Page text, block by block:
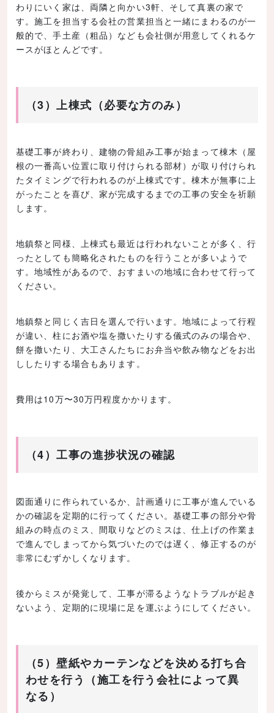
わりにいく家は、両隣と向かい3軒、そして真裏の家で
す。施工を担当する会社の営業担当と一緒にまわるのが一
般的で、手土産（粗品）なども会社側が用意してくれるケ
ースがほとんどです。
（3）上棟式（必要な方のみ）
基礎工事が終わり、建物の骨組み工事が始まって棟木（屋
根の一番高い位置に取り付けられる部材）が取り付けられ
たタイミングで行われるのが上棟式です。棟木が無事に上
がったことを喜び、家が完成するまでの工事の安全を祈願
します。
地鎮祭と同様、上棟式も最近は行われないことが多く、行
ったとしても簡略化されたものを行うことが多いようで
す。地域性があるので、おすまいの地域に合わせて行って
ください。
地鎮祭と同じく吉日を選んで行います。地域によって行程
が違い、柱にお酒や塩を撒いたりする儀式のみの場合や、
餅を撒いたり、大工さんたちにお弁当や飲み物などをお出
ししたりする場合もあります。
費用は10万〜30万円程度かかります。
（4）工事の進捗状況の確認
図面通りに作られているか、計画通りに工事が進んでいる
かの確認を定期的に行ってください。基礎工事の部分や骨
組みの時点のミス、間取りなどのミスは、仕上げの作業ま
で進んでしまってから気づいたのでは遅く、修正するのが
非常にむずかしくなります。
後からミスが発覚して、工事が滞るようなトラブルが起き
ないよう、定期的に現場に足を運ぶようにしてください。
（5）壁紙やカーテンなどを決める打ち合
わせを行う（施工を行う会社によって異
なる）